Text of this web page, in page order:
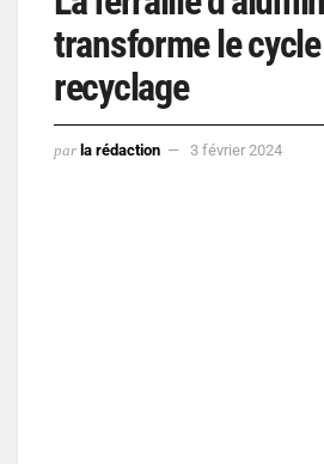
transforme le
recyclage
par la rédaction 3 février 2024